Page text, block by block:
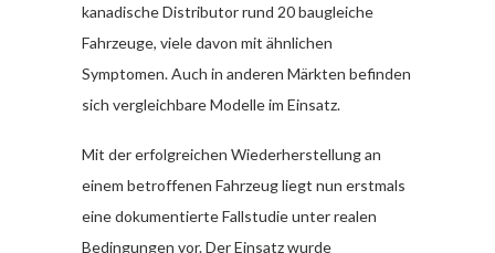
kanadische Distributor rund 20 baugleiche
Fahrzeuge, viele davon mit ähnlichen
Symptomen. Auch in anderen Märkten befinden
sich vergleichbare Modelle im Einsatz.
Mit der erfolgreichen Wiederherstellung an
einem betroffenen Fahrzeug liegt nun erstmals
eine dokumentierte Fallstudie unter realen
Bedingungen vor. Der Einsatz wurde